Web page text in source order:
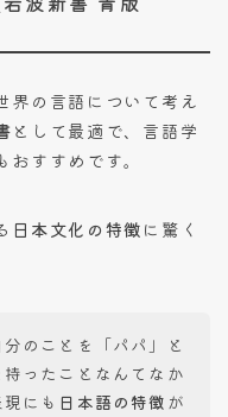
界の言語について考え
として最適で、言語学
すすめです。
日本文化の特徴に驚く
のことを「パパ」と
ったことなんてなか
にも 日本語の特徴 が